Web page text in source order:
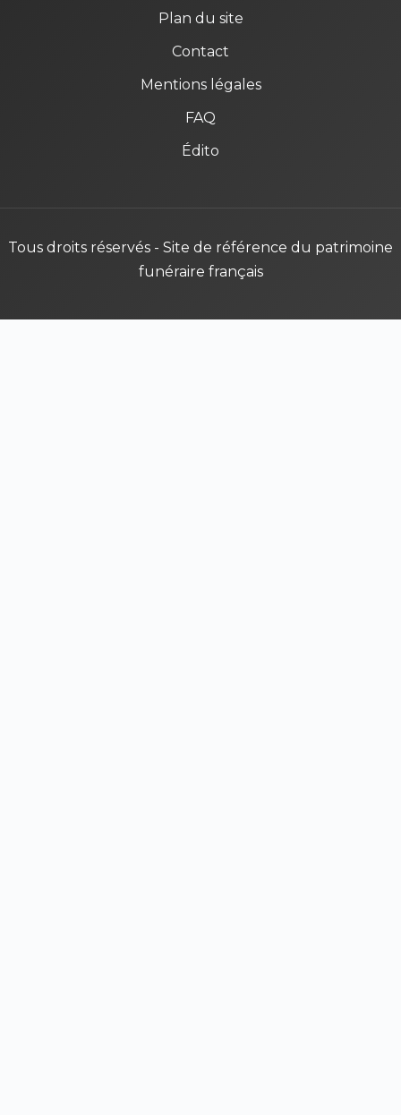
Plan du site
Contact
Mentions légales
FAQ
Édito
Tous droits réservés - Site de référence du patrimoine
funéraire français